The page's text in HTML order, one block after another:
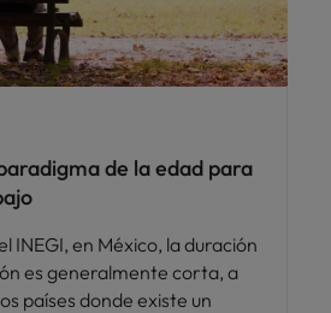
de la edad para
INEGI, en México, la duración
es generalmente corta, a
países donde existe un